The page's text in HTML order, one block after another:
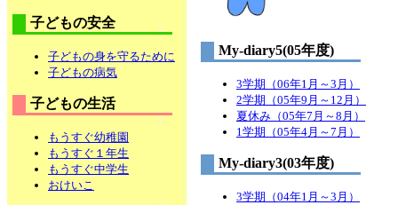
子どもの安全
子どもの身を守るために
子どもの病気
子どもの生活
もうすぐ幼稚園
もうすぐ１年生
もうすぐ中学生
おけいこ
My-diary5(05年度)
3学期（06年1月～3月）
2学期（05年9月～12月）
夏休み（05年7月～8月）
1学期（05年4月～7月）
My-diary3(03年度)
3学期（04年1月～3月）